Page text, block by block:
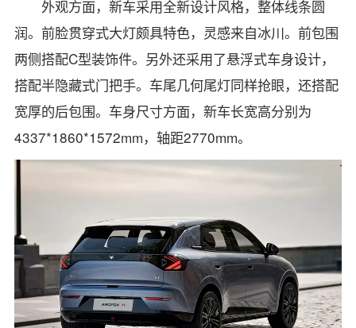
外观方面，新车采用全新设计风格，整体线条圆
润。前脸贯穿式大灯颇具特色，灵感来自冰川。前包围
两侧搭配C型装饰件。另外还采用了悬浮式车身设计，
搭配半隐藏式门把手。车尾几何尾灯同样抢眼，还搭配
宽厚的后包围。车身尺寸方面，新车长宽高分别为
4337*1860*1572mm，轴距2770mm。